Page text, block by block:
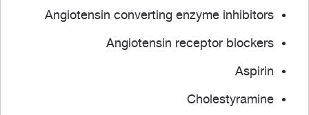
Angiotensin converting enzyme inhibitors
Angiotensin receptor blockers
Aspirin
Cholestyramine